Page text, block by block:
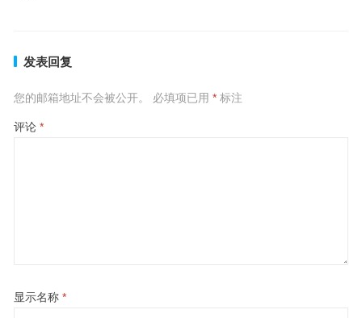
发表回复
您的邮箱地址不会被公开。 必填项已用 *标注
评论 *
显示名称 *